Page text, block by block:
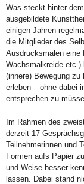
Was steckt hinter
ausgebildete
einigen Jahren
die Mitglieder des
Ausdrucksmalen
Wachsmalkreide etc.)
(innere) Bewegung
erleben – ohne dabei
entsprechen zu
Im Rahmen des
derzeit 17
Teilnehmerinnen und
Formen aufs Papier
und Weise besser
lassen. Dabei stand